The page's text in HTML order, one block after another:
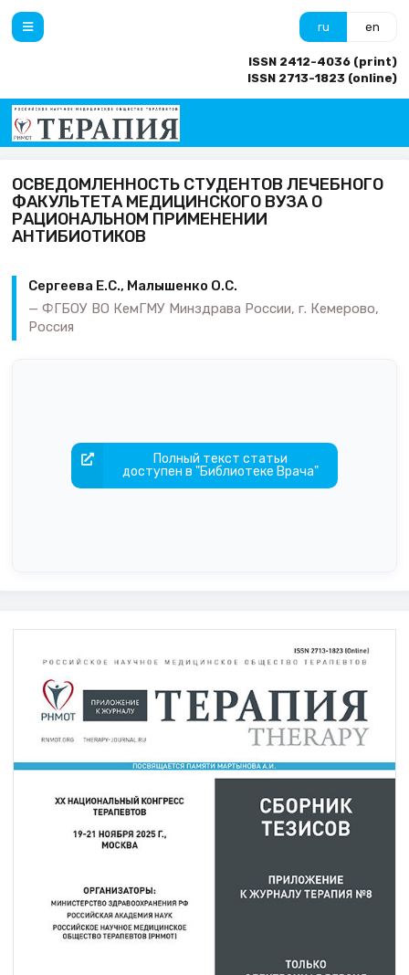
ru en
ISSN 2412-4036 (print)
ISSN 2713-1823 (online)
ОСВЕДОМЛЕННОСТЬ СТУДЕНТОВ ЛЕЧЕБНОГО
ФАКУЛЬТЕТА МЕДИЦИНСКОГО ВУЗА О
РАЦИОНАЛЬНОМ ПРИМЕНЕНИИ
АНТИБИОТИКОВ
Сергеева Е.С., Малышенко О.С.
ФГБОУ ВО КемГМУ Минздрава России, г. Кемерово,
Россия
Полный текст статьи
доступен в "Библиотеке Врача"